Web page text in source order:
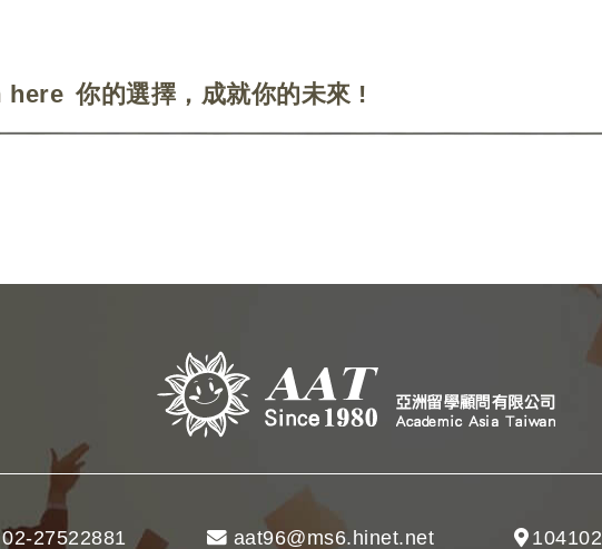
here 你的選擇，成就你的未來 !
02-27522881 aat96@ms6.hinet.net 104102